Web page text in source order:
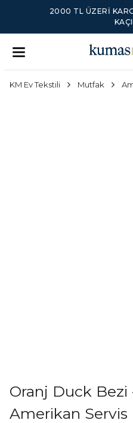
2000 TL ÜZERI
KM Ev Tekstili Mutfak
Oranj Duck Bezi
Amerikan Servis